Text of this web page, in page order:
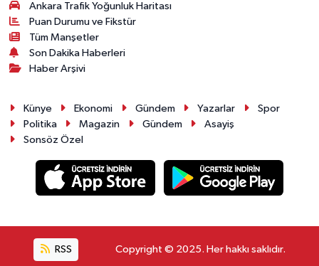
Ankara Trafik Yoğunluk Haritası
Puan Durumu ve Fikstür
Tüm Manşetler
Son Dakika Haberleri
Haber Arşivi
Künye Ekonomi Gündem Yazarlar
Spor
Politika
Magazin Gündem
Asayiş
Sonsöz Özel
RSS Copyright © 2025. Her hakkı saklıdır.